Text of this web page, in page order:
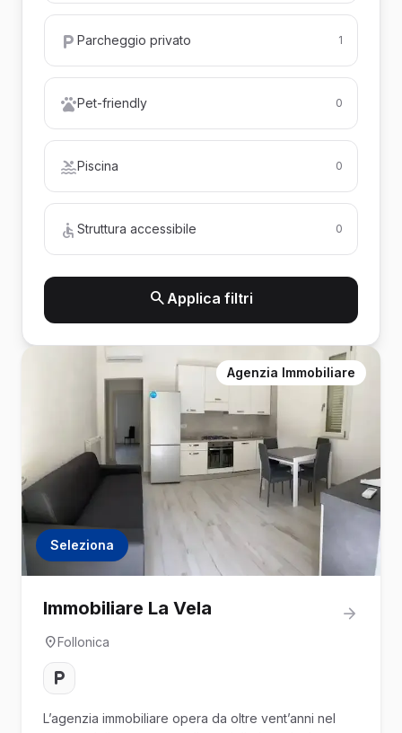
Parcheggio privato 1
Pet-friendly 0
Piscina 0
Struttura accessibile 0
Applica filtri
Agenzia Immobiliare
Seleziona
Immobiliare La Vela
Follonica
L’agenzia immobiliare opera da oltre vent’anni nel